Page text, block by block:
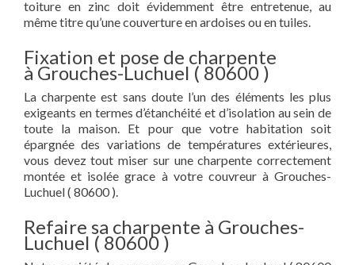
toiture en zinc doit évidemment être entretenue, au
même titre qu’une couverture en ardoises ou en tuiles.
Fixation et pose de charpente
à Grouches-Luchuel ( 80600 )
La charpente est sans doute l’un des éléments les plus
exigeants en termes d’étanchéité et d’isolation au sein de
toute la maison. Et pour que votre habitation soit
épargnée des variations de températures extérieures,
vous devez tout miser sur une charpente correctement
montée et isolée grace à votre couvreur à Grouches-
Luchuel ( 80600 ).
Refaire sa charpente à Grouches-
Luchuel ( 80600 )